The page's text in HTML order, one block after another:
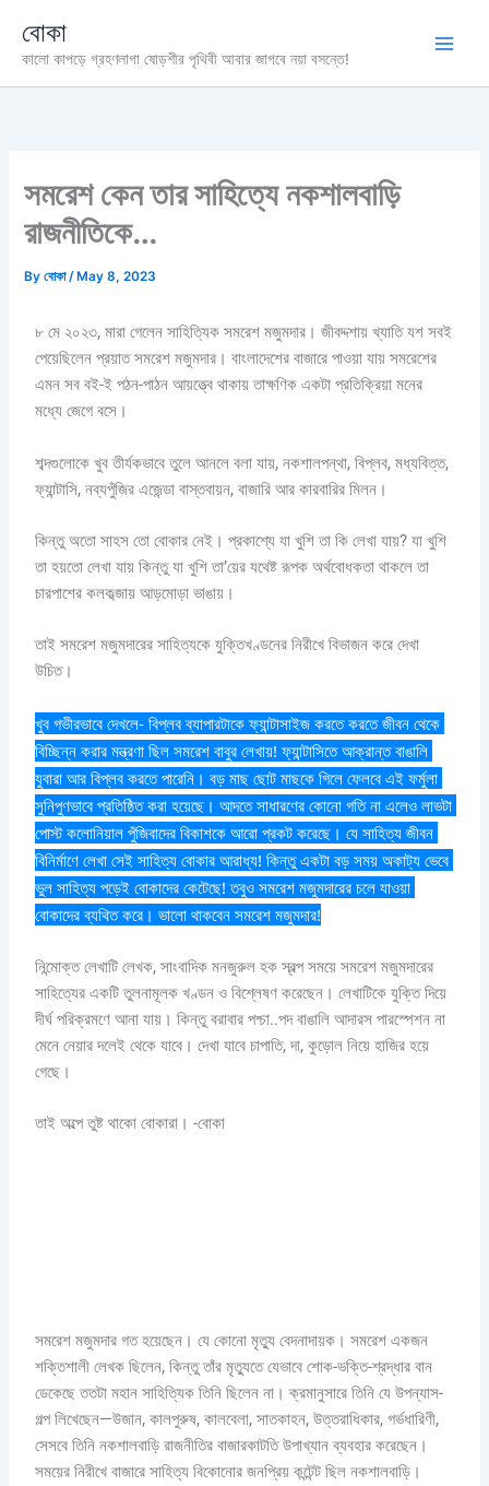
content
বোকা
কালো কাপড়ে গ্রহণলাগা ষোড়শীর পৃথিবী আবার জাগবে নয়া বসন্তে!
সমরেশ কেন তার সাহিত্যে নকশালবাড়ি
রাজনীতিকে…
Byবোকা/ May 8, 2023
৮ মে ২০২৩, মারা গেলেন সাহিত্যিক সমরেশ মজুমদার। জীবদ্দশায় খ্যাতি যশ সবই
পেয়েছিলেন প্রয়াত সমরেশ মজুমদার। বাংলাদেশের বাজারে পাওয়া যায় সমরেশের
এমন সব বই-ই পঠন-পাঠন আয়ত্ত্বে থাকায় তাক্ষণিক একটা প্রতিক্রিয়া মনের
মধ্যে জেগে বসে।
শব্দগুলোকে খুব তীর্যকভাবে তুলে আনলে বলা যায়, নকশালপন্থা, বিপ্লব, মধ্যবিত্ত,
ফ্যান্টাসি, নব্যপুঁজির এজেন্ডা বাস্তবায়ন, বাজারি আর কারবারির মিলন।
কিন্তু অতো সাহস তো বোকার নেই। প্রকাশ্যে যা খুশি তা কি লেখা যায়? যা খুশি
তা হয়তো লেখা যায় কিন্তু যা খুশি তা’য়ের যথেষ্ট রূপক অর্থবোধকতা থাকলে তা
চারপাশের কলকব্জায় আড়মোড়া ভাঙায়।
তাই সমরেশ মজুমদারের সাহিত্যকে যুক্তিখণ্ডনের নিরীখে বিভাজন করে দেখা
উচিত।
খুব গভীরভাবে দেখলে- বিপ্লব ব্যাপারটাকে ফ্যান্টাসাইজ করতে করতে জীবন থেকে
বিচ্ছিন্ন করার মন্ত্রণা ছিল সমরেশ বাবুর লেখায়! ফ্যান্টাসিতে আক্রান্ত বাঙালি
যুবারা আর বিপ্লব করতে পারেনি। বড় মাছ ছোট মাছকে গিলে ফেলবে এই ফর্মুলা
সুনিপুণভাবে প্রতিষ্ঠিত করা হয়েছে। আদতে সাধারণের কোনো গতি না এলেও লাভটা
পোস্ট কলোনিয়াল পুঁজিবাদের বিকাশকে আরো প্রকট করেছে। যে সাহিত্য জীবন
বিনির্মাণে লেখা সেই সাহিত্য বোকার আরাধ্য! কিন্তু একটা বড় সময় অকাট্য ভেবে
ভুল সাহিত্য পড়েই বোকাদের কেটেছে! তবুও সমরেশ মজুমদারের চলে যাওয়া
বোকাদের ব্যথিত করে। ভালো থাকবেন সমরেশ মজুমদার!
নিন্মোক্ত লেখাটি লেখক, সাংবাদিক মনজুরুল হক স্বল্প সময়ে সমরেশ মজুমদারের
সাহিত্যের একটি তুলনামূলক খণ্ডন ও বিশ্লেষণ করেছেন। লেখাটিকে যুক্তি দিয়ে
দীর্ঘ পরিক্রমণে আনা যায়। কিন্তু বরাবার পশ্চা..পদ বাঙালি আদারস পারস্পেশন না
মেনে নেয়ার দলেই থেকে যাবে। দেখা যাবে চাপাতি, দা, কুড়োল নিয়ে হাজির হয়ে
গেছে।
তাই অল্পে তুষ্ট থাকো বোকারা। -বোকা
সমরেশ মজুমদার গত হয়েছেন। যে কোনো মৃত্যু বেদনাদায়ক। সমরেশ একজন
শক্তিশালী লেখক ছিলেন, কিন্তু তাঁর মৃত্যুতে যেভাবে শোক-ভক্তি-শ্রদ্ধার বান
ডেকেছে ততটা মহান সাহিত্যিক তিনি ছিলেন না। ক্রমানুসারে তিনি যে উপন্যাস-
গল্প লিখেছেন—উজান, কালপুরুষ, কালবেলা, সাতকাহন, উত্তরাধিকার, গর্ভধারিণী,
সেসবে তিনি নকশালবাড়ি রাজনীতির বাজারকাটতি উপাখ্যান ব্যবহার করেছেন।
সময়ের নিরীখে বাজারে সাহিত্য বিকোনোর জনপ্রিয় কন্টেন্ট ছিল নকশালবাড়ি।